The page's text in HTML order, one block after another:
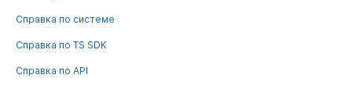
Справка по системе
Справка по TS SDK
Справка по API